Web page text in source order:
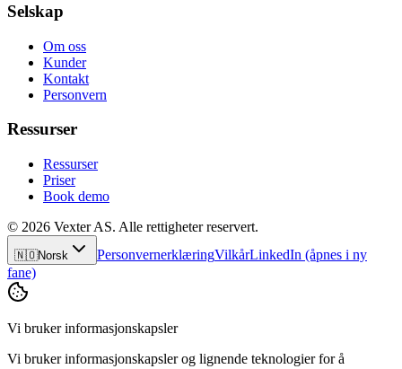
Selskap
Om oss
Kunder
Kontakt
Personvern
Ressurser
Ressurser
Priser
Book demo
© 2026 Vexter AS. Alle rettigheter reservert.
🇳🇴Norsk PersonvernerklæringVilkårLinkedIn (åpnes i ny
fane)
Vi bruker informasjonskapsler
Vi bruker informasjonskapsler og lignende teknologier for å